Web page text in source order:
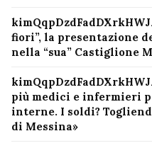
fiori”, la presentazione
nella “sua” Castiglione
più medici e infermieri
interne. I soldi?
di Messina»